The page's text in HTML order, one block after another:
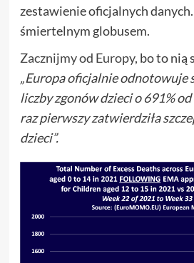
zestawienie oficjalnych
śmiertelnym globusem.
Zacznijmy od Europy, bo to nią
„Europa oficjalnie odnotowuje
liczby zgonów dzieci o 691%
raz pierwszy zatwierdziła
dzieci”.